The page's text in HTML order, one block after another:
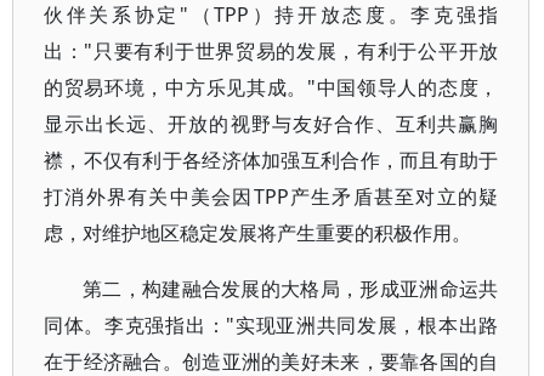
伙伴关系协定"（TPP）持开放态度。李克强指
出："只要有利于世界贸易的发展，有利于公平开放
的贸易环境，中方乐见其成。"中国领导人的态度，
显示出长远、开放的视野与友好合作、互利共赢胸
襟，不仅有利于各经济体加强互利合作，而且有助于
打消外界有关中美会因TPP产生矛盾甚至对立的疑
虑，对维护地区稳定发展将产生重要的积极作用。
第二，构建融合发展的大格局，形成亚洲命运共
同体。李克强指出："实现亚洲共同发展，根本出路
在于经济融合。创造亚洲的美好未来，要靠各国的自